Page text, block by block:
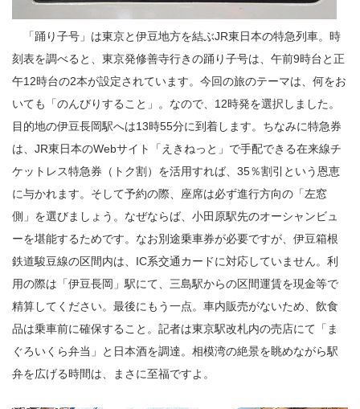
「踊り子号」は東京と伊豆地方を結ぶJR東日本の特急列車。時
刻表を調べると、東京発修善寺行きの踊り子号は、午前9時台と正
午12時台の2本が設定されています。今回の旅のテーマは、何をお
いても「のんびりすること」。なので、12時発を選択しました。
目的地の伊豆長岡駅へは13時55分に到着します。ちなみに特急券
は、JR東日本のWebサイト「えきねっと」で手配できる在来線チ
ケットレス特急券（トク割）を活用すれば、35％割引という恩恵
に与かれます。そして予約の際、座席は必ず進行方向の「左窓
側」を選びましょう。なぜならば、小田原駅先のオーシャンビュ
ーを堪能するためです。なお別途乗車券が必要ですが、伊豆箱根
鉄道駿豆線の区間内は、IC系交通カードに対応していません。利
用の際は「伊豆長岡」駅にて、三島駅からの区間運賃を現金等で
精算してください。最後にもう一点。車内販売がないため、飲食
品は乗車前に確保すること。記者は東京駅改札内の売店にて「ま
ぐろいくら弁当」と日本酒を調達。相模湾の絶景を眺めながら駅
弁を広げる時間は、まさに至福ですよ。